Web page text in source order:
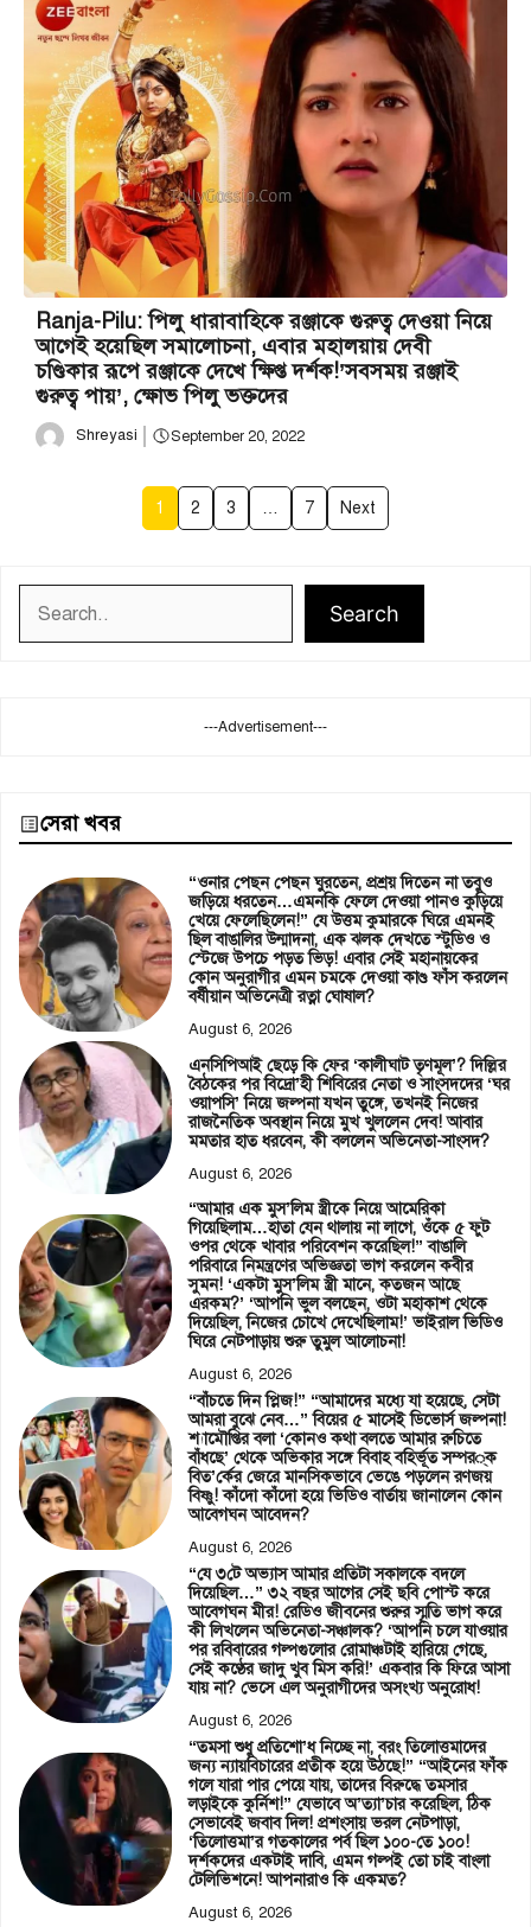
Ranja-Pilu: পিলু ধারাবাহিকে রঞ্জাকে গুরুত্ব দেওয়া নিয়ে
আগেই হয়েছিল সমালোচনা, এবার মহালয়ায় দেবী
চণ্ডিকার রূপে রঞ্জাকে দেখে ক্ষিপ্ত দর্শক!’সবসময় রঞ্জাই
গুরুত্ব পায়’, ক্ষোভ পিলু ভক্তদের
Shreyasi September 20, 2022
1 2 3 … 7 Next
Search
---Advertisement---
সেরা খবর
“ওনার পেছন পেছন ঘুরতেন, প্রশ্রয় দিতেন না তবুও
জড়িয়ে ধরতেন…এমনকি ফেলে দেওয়া পানও কুড়িয়ে
খেয়ে ফেলেছিলেন!” যে উত্তম কুমারকে ঘিরে এমনই
ছিল বাঙালির উন্মাদনা, এক ঝলক দেখতে স্টুডিও ও
স্টেজে উপচে পড়ত ভিড়! এবার সেই মহানায়কের
কোন অনুরাগীর এমন চমকে দেওয়া কাণ্ড ফাঁস করলেন
বর্ষীয়ান অভিনেত্রী রত্না ঘোষাল?
August 6, 2026
এনসিপিআই ছেড়ে কি ফের ‘কালীঘাট তৃণমূল’? দিল্লির
বৈঠকের পর বিদ্রো’হী শিবিরের নেতা ও সাংসদদের ‘ঘর
ওয়াপসি’ নিয়ে জল্পনা যখন তুঙ্গে, তখনই নিজের
রাজনৈতিক অবস্থান নিয়ে মুখ খুললেন দেব! আবার
মমতার হাত ধরবেন, কী বললেন অভিনেতা-সাংসদ?
August 6, 2026
“আমার এক মুস’লিম স্ত্রীকে নিয়ে আমেরিকা
গিয়েছিলাম…হাতা যেন থালায় না লাগে, ওঁকে ৫ ফুট
ওপর থেকে খাবার পরিবেশন করেছিল!” বাঙালি
পরিবারে নিমন্ত্রণের অভিজ্ঞতা ভাগ করলেন কবীর
সুমন! ‘একটা মুস’লিম স্ত্রী মানে, কতজন আছে
এরকম?’ ‘আপনি ভুল বলছেন, ওটা মহাকাশ থেকে
দিয়েছিল, নিজের চোখে দেখেছিলাম!’ ভাইরাল ভিডিও
ঘিরে নেটপাড়ায় শুরু তুমুল আলোচনা!
August 6, 2026
“বাঁচতে দিন প্লিজ!” “আমাদের মধ্যে যা হয়েছে, সেটা
আমরা বুঝে নেব…” বিয়ের ৫ মাসেই ডিভোর্স জল্পনা!
শ্যামৌপ্তির বলা ‘কোনও কথা বলতে আমার রুচিতে
বাঁধছে’ থেকে অভিকার সঙ্গে বিবাহ বহির্ভূত সম্পর্ক
বিত’র্কের জেরে মানসিকভাবে ভেঙে পড়লেন রণজয়
বিষ্ণু! কাঁদো কাঁদো হয়ে ভিডিও বার্তায় জানালেন কোন
আবেগঘন আবেদন?
August 6, 2026
“যে ৩টে অভ্যাস আমার প্রতিটা সকালকে বদলে
দিয়েছিল…” ৩২ বছর আগের সেই ছবি পোস্ট করে
আবেগঘন মীর! রেডিও জীবনের শুরুর স্মৃতি ভাগ করে
কী লিখলেন অভিনেতা-সঞ্চালক? ‘আপনি চলে যাওয়ার
পর রবিবারের গল্পগুলোর রোমাঞ্চটাই হারিয়ে গেছে,
সেই কণ্ঠের জাদু খুব মিস করি!’ একবার কি ফিরে আসা
যায় না? ভেসে এল অনুরাগীদের অসংখ্য অনুরোধ!
August 6, 2026
“তমসা শুধু প্রতিশো’ধ নিচ্ছে না, বরং তিলোত্তমাদের
জন্য ন্যায়বিচারের প্রতীক হয়ে উঠছে!” “আইনের ফাঁক
গলে যারা পার পেয়ে যায়, তাদের বিরুদ্ধে তমসার
লড়াইকে কুর্নিশ!” যেভাবে অ’ত্যা’চার করেছিল, ঠিক
সেভাবেই জবাব দিল! প্রশংসায় ভরল নেটপাড়া,
‘তিলোত্তমা’র গতকালের পর্ব ছিল ১০০-তে ১০০!
দর্শকদের একটাই দাবি, এমন গল্পই তো চাই বাংলা
টেলিভিশনে! আপনারাও কি একমত?
August 6, 2026